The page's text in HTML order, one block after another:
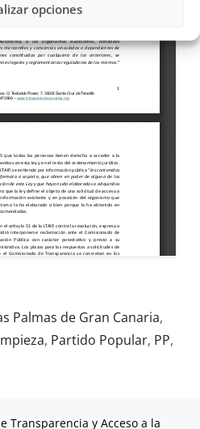
opciones
Palmas de Gran Canaria,
, Partido Popular, PP,
Transparencia y Acceso a la